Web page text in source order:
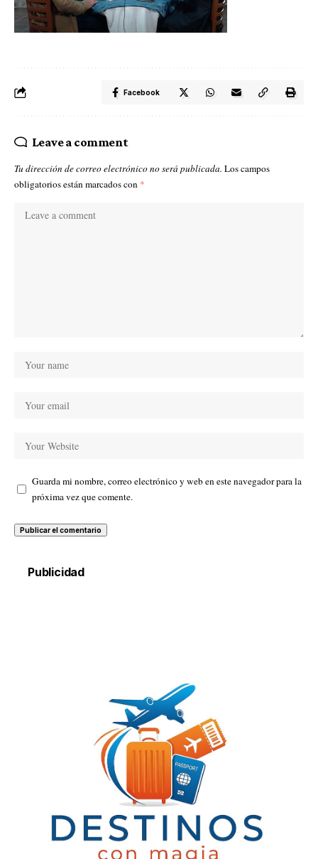
Facebook
Leave a comment
Tu dirección de correo electrónico no será publicada. Los campos
obligatorios están marcados con *
Guarda mi nombre, correo electrónico y web en este navegador para la
próxima vez que comente.
Publicidad